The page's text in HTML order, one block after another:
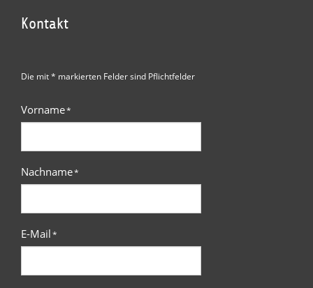
Kontakt
Die mit * markierten Felder sind Pflichtfelder
Vorname*
Nachname*
E-Mail*